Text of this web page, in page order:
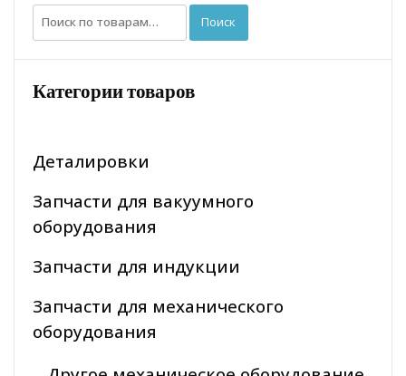
Искать: Поиск
Категории товаров
Деталировки
Запчасти для вакуумного
оборудования
Запчасти для индукции
Запчасти для механического
оборудования